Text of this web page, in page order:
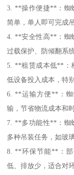
3. **操作便捷**：蜘
简单，单人即可完成
4. **安全性高**：蜘
过载保护、防倾翻系
5. **租赁成本低**：
低设备投入成本，特
6. **运输方便**：蜘
输，节省物流成本和时
7. **多功能性**：蜘
多种吊装任务，如玻
8. **环保节能**：
低、排放少，适合对